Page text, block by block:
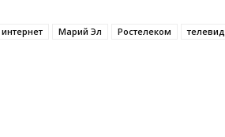
интернет Марий Эл Ростелеком